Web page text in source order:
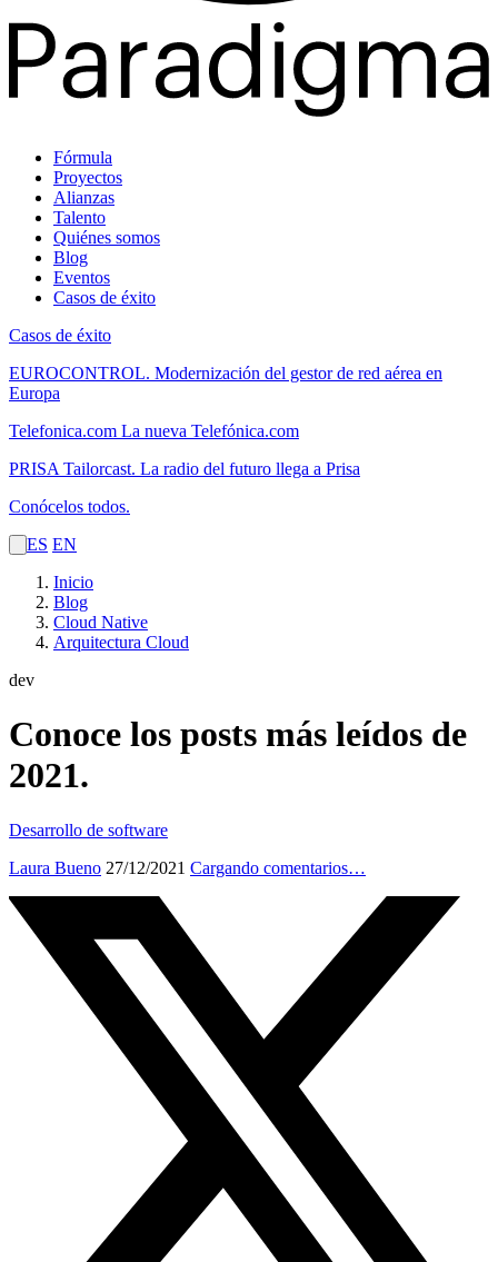
Fórmula
Proyectos
Alianzas
Talento
Quiénes somos
Blog
Eventos
Casos de éxito
Casos de éxito
EUROCONTROL. Modernización del gestor de red aérea en
Europa
Telefonica.com La nueva Telefónica.com
PRISA Tailorcast. La radio del futuro llega a Prisa
Conócelos todos.
ES EN
Inicio
Blog
Cloud Native
Arquitectura Cloud
dev
Conoce los posts más leídos de
2021.
Desarrollo de software
Laura Bueno 27/12/2021 Cargando comentarios…